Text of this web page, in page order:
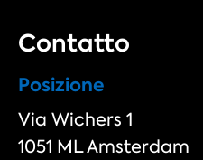
Contatto
Posizione
Via Wichers 1
1051 ML Amsterdam